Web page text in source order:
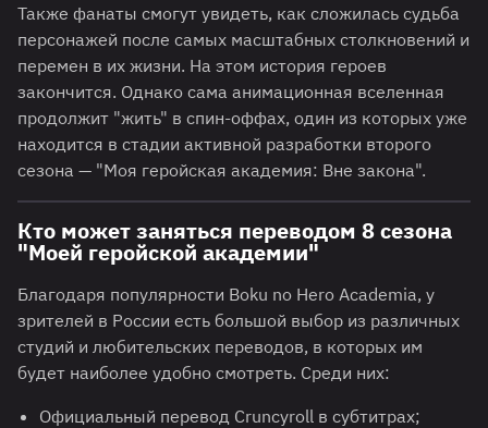
Также фанаты смогут увидеть, как сложилась судьба
персонажей после самых масштабных столкновений и
перемен в их жизни. На этом история героев
закончится. Однако сама анимационная вселенная
продолжит "жить" в спин-оффах, один из которых уже
находится в стадии активной разработки второго
сезона — "Моя геройская академия: Вне закона".
Кто может заняться переводом 8 сезона
"Моей геройской академии"
Благодаря популярности Boku no Hero Academia, у
зрителей в России есть большой выбор из различных
студий и любительских переводов, в которых им
будет наиболее удобно смотреть. Среди них:
Официальный перевод Cruncyroll в субтитрах;